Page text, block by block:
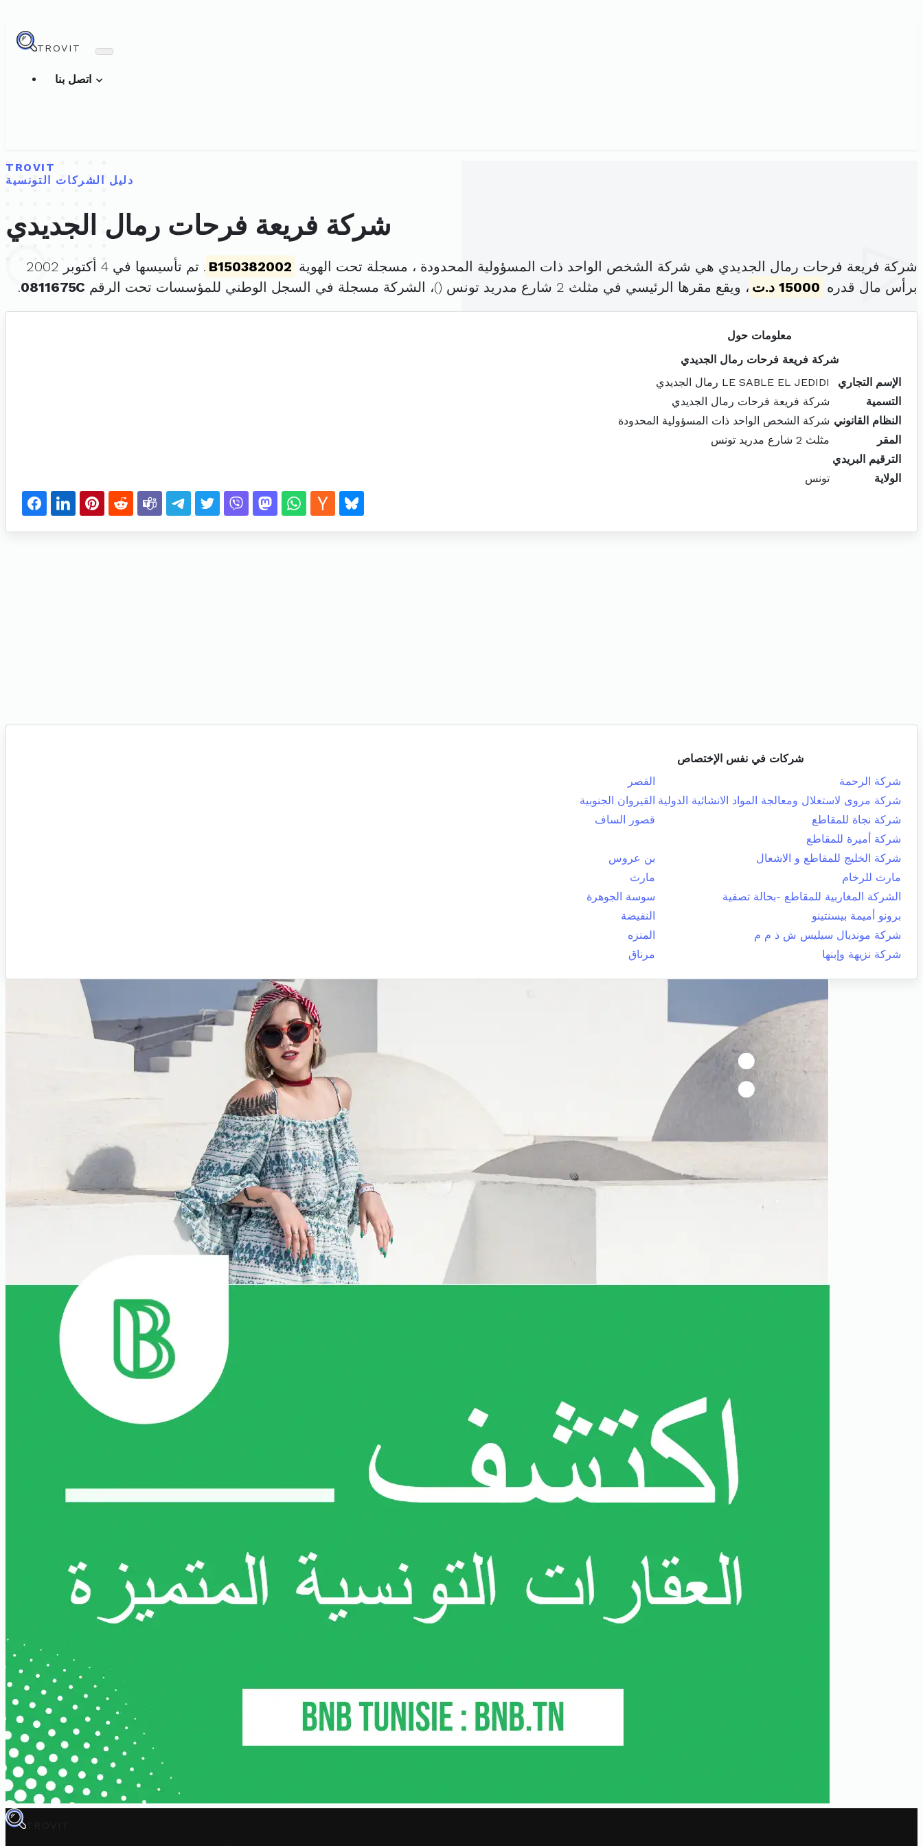
TROVIT
TROVIT
دليل الشركات التونسية
شركة فريعة فرحات رمال الجديدي
شركة فريعة فرحات رمال الجديدي هي شركة الشخص الواحد ذات المسؤولية المحدودة ، مسجلة تحت الهوية B150382002
. تم تأسيسها في 4 أكتوبر 2002
برأس مال قدره 15000 د.ت ، ويقع مقرها الرئيسي في مثلث 2 شارع مدريد تونس ( )، الشركة مسجلة في السجل الوطني للمؤسسات تحت الرقم 0811675C
.
معلومات حول
شركة فريعة فرحات رمال الجديدي
الإسم التجاري
LE SABLE EL JEDIDI رمال الجديدي
التسمية
شركة فريعة فرحات رمال الجديدي
النظام القانوني شركة الشخص الواحد ذات المسؤولية المحدودة
المقر
مثلث 2 شارع مدريد تونس
الترقيم البريدي
الولاية
تونس
شركات في نفس الإختصاص
شركة الرحمة
القصر
شركة مروى لاستغلال ومعالجة المواد الانشائية الدولية القيروان الجنوبية
شركة نجاة للمقاطع
قصور الساف
شركة أميرة للمقاطع
شركة الخليج للمقاطع و الاشعال
بن عروس
مارث للرخام
مارث
الشركة المغاربية للمقاطع -بحالة تصفية
سوسة الجوهرة
برونو أميمة بيسنتينو
النفيضة
شركة مونديال سيليس ش ذ م م
المنزه
شركة نزيهة وإبنها
مرناق
TROVIT